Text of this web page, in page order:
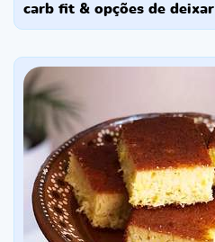
carb fit & opções de